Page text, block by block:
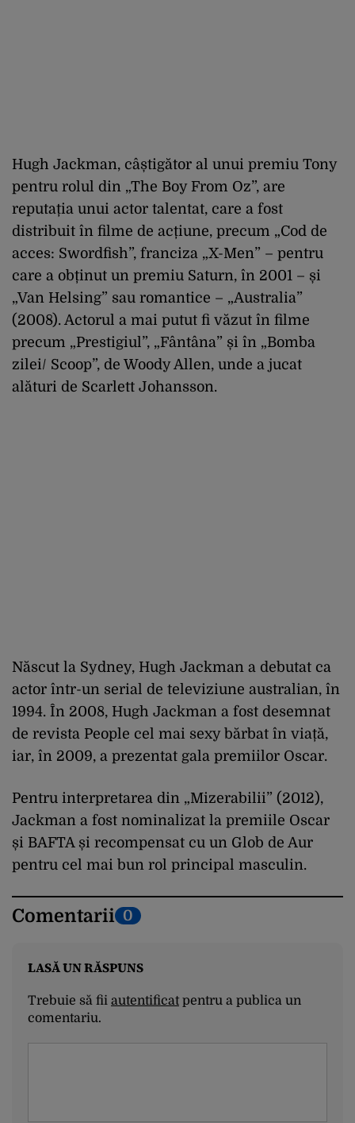
Hugh Jackman, câștigător al unui premiu Tony
pentru rolul din „The Boy From Oz”, are
reputația unui actor talentat, care a fost
distribuit în filme de acțiune, precum „Cod de
acces: Swordfish”, franciza „X-Men” – pentru
care a obținut un premiu Saturn, în 2001 – și
„Van Helsing” sau romantice – „Australia”
(2008). Actorul a mai putut fi văzut în filme
precum „Prestigiul”, „Fântâna” și în „Bomba
zilei/ Scoop”, de Woody Allen, unde a jucat
alături de Scarlett Johansson.
Născut la Sydney, Hugh Jackman a debutat ca
actor într-un serial de televiziune australian, în
1994. În 2008, Hugh Jackman a fost desemnat
de revista People cel mai sexy bărbat în viață,
iar, în 2009, a prezentat gala premiilor Oscar.
Pentru interpretarea din „Mizerabilii” (2012),
Jackman a fost nominalizat la premiile Oscar
și BAFTA și recompensat cu un Glob de Aur
pentru cel mai bun rol principal masculin.
Comentarii 0
LASĂ UN RĂSPUNS
Trebuie să fii autentificatpentru a publica un
comentariu.